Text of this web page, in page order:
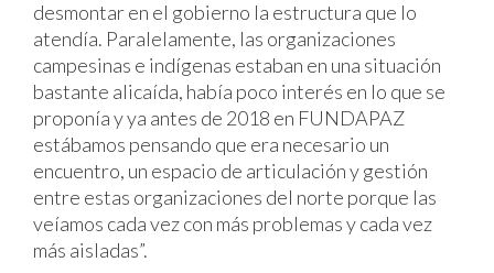
desmontar en el gobierno la estructura que lo
atendía. Paralelamente, las organizaciones
campesinas e indígenas estaban en una situación
bastante alicaída, había poco interés en lo que se
proponía y ya antes de 2018 en FUNDAPAZ
estábamos pensando que era necesario un
encuentro, un espacio de articulación y gestión
entre estas organizaciones del norte porque las
veíamos cada vez con más problemas y cada vez
más aisladas”.